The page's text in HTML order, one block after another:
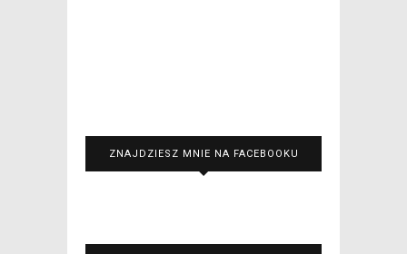
ZNAJDZIESZ MNIE NA FACEBOOKU